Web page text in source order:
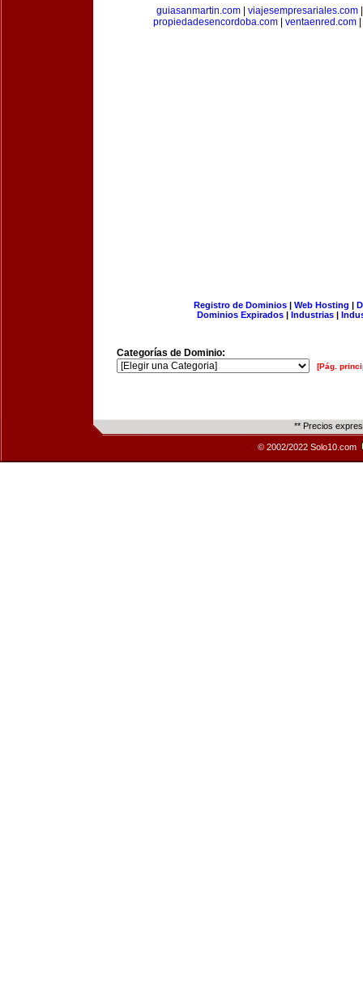
guiasanmartin.com| viajesempresariales.com
propiedadesencordoba.com
ventaenred.com
Registro de Dominios| Web Hosting |
Dominios Expirados | Industrias |
Categorías de Dominio:
[Pág.
** Precios
© 2002/2022 Solo10.com